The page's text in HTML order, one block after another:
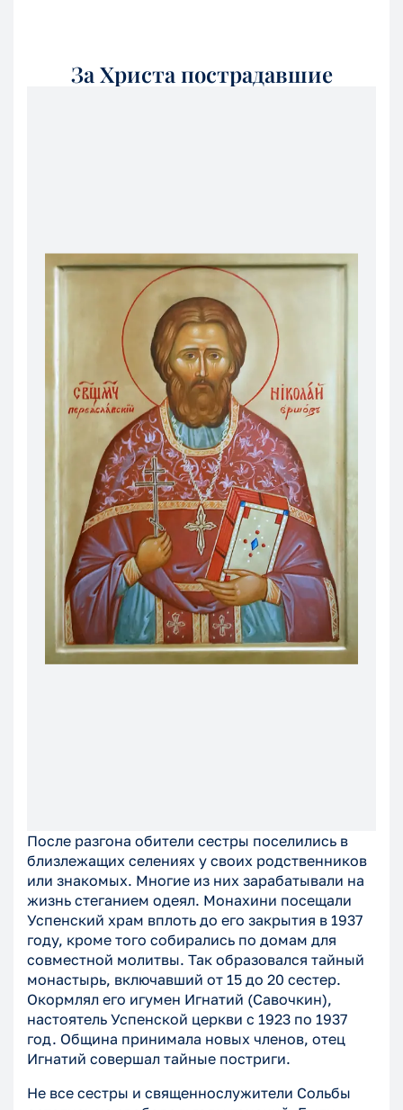
За Христа пострадавшие
После разгона обители сестры поселились в
близлежащих селениях у своих родственников
или знакомых. Многие из них зарабатывали на
жизнь стеганием одеял. Монахини посещали
Успенский храм вплоть до его закрытия в 1937
году, кроме того собирались по домам для
совместной молитвы. Так образовался тайный
монастырь, включавший от 15 до 20 сестер.
Окормлял его игумен Игнатий (Савочкин),
настоятель Успенской церкви с 1923 по 1937
год. Община принимала новых членов, отец
Игнатий совершал тайные постриги.
Не все сестры и священнослужители Сольбы